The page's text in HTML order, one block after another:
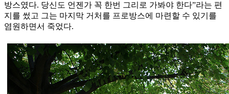
방스였다. 당신도 언젠가 꼭 한번 그리로 가봐야 한다”라는 편
지를 썼고 그는 마지막 거처를 프로방스에 마련할 수 있기를
염원하면서 죽었다.